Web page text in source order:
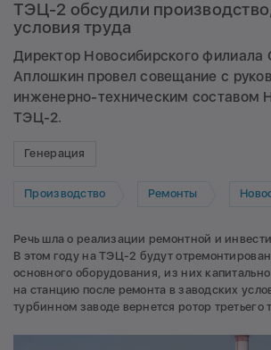
ТЭЦ-2 обсудили
условия труда
Директор Новосибирского филиала
Аплошкин провел совещание с
инженерно-техническим составом
ТЭЦ-2.
Генерация
Производство Ремонты
Речь шла о реализации ремонтной и
В этом году на ТЭЦ-2 будут
основного оборудования, из них
на станцию после ремонта в заводских
турбинном заводе вернется ротор третьего